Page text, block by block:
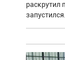
раскрутил
запустился.